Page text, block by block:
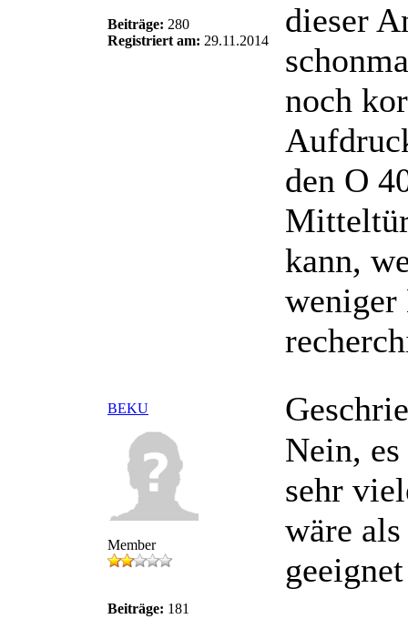
Beiträge: 280
Registriert am: 29.11.2014
dieser
noch
den O
kann,
weniger
BEKU
Member
Beiträge: 181
Nein,
sehr
wäre